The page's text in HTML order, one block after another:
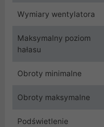
Wymiary wentylatora
Maksymalny poziom
hałasu
Obroty minimalne
Obroty maksymalne
Podświetlenie